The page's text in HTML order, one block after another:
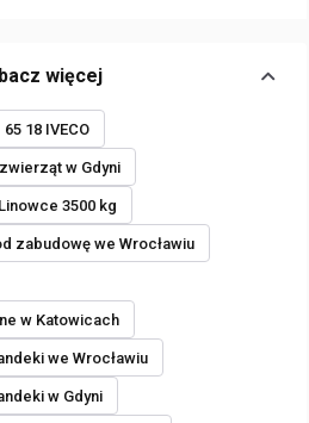
więcej
65 18 IVECO
w Gdyni
Linowce 3500 kg
zabudowę we Wrocławiu
w Katowicach
we Wrocławiu
w Gdyni